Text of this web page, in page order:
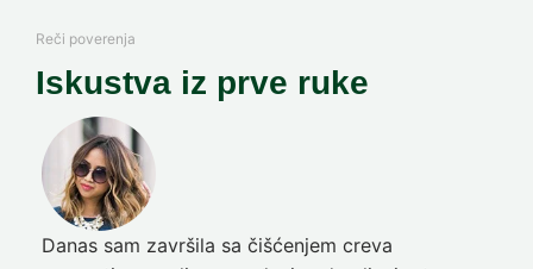
Reči poverenja
Iskustva iz prve ruke
Danas sam završila sa čišćenjem creva